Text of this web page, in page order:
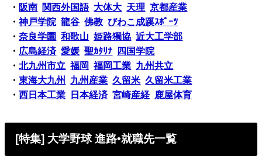
・ 阪南 関西外国語 大体大 天理 京都産業
・神戸学院 龍谷 佛教 びわこ成蹊ｽﾎﾟｰﾂ
・奈良学園 和歌山 姫路獨協 近大工学部
・ 広島経済 愛媛 聖ｶﾀﾘﾅ
四国学院
・北九州市立 福岡 福岡工業 九州共立
・東海大九州 九州産業 久留米 久留米工業
・西日本工業 日本経済 宮崎産経 鹿屋体育
[特集] 大学野球 進路•就職先一覧